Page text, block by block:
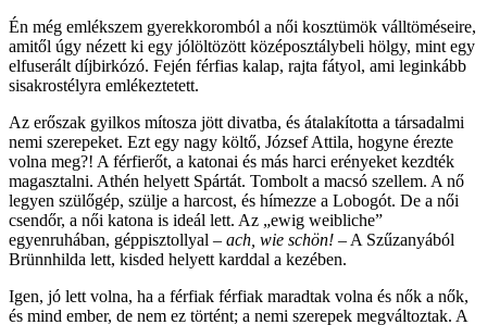
Én még emlékszem gyerekkoromból a női kosztümök válltöméseire,
amitől úgy nézett ki egy jólöltözött középosztálybeli hölgy, mint egy
elfuserált díjbirkózó. Fején férfias kalap, rajta fátyol, ami leginkább
sisakrostélyra emlékeztetett.
Az erőszak gyilkos mítosza jött divatba, és átalakította a társadalmi
nemi szerepeket. Ezt egy nagy költő, József Attila, hogyne érezte
volna meg?! A férfierőt, a katonai és más harci erényeket kezdték
magasztalni. Athén helyett Spártát. Tombolt a macsó szellem. A nő
legyen szülőgép, szülje a harcost, és hímezze a Lobogót. De a női
csendőr, a női katona is ideál lett. Az „ewig weibliche”
egyenruhában, géppisztollyal – ach, wie schön! – A Szűzanyából
Brünnhilda lett, kisded helyett karddal a kezében.
Igen, jó lett volna, ha a férfiak férfiak maradtak volna és nők a nők,
és mind ember, de nem ez történt; a nemi szerepek megváltoztak. A